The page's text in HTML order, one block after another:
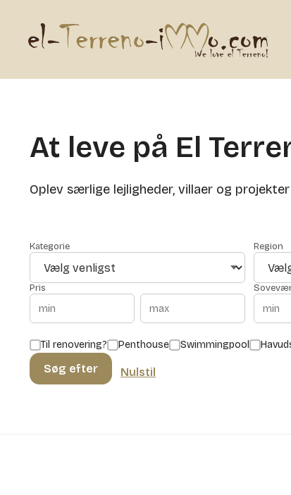
At leve på El
Oplev særlige lejligheder, villaer og
Kategorie Region
Pris
Til renovering? Penthouse Swimmingpool
Søg efter Nulstil